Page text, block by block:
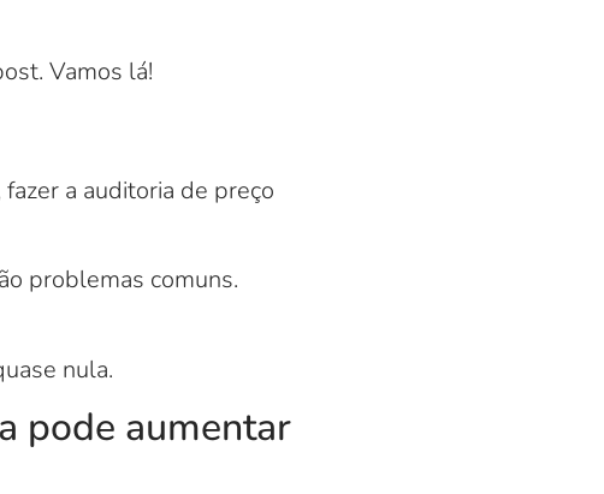
Vamos lá!
a auditoria de preço
problemas comuns.
nula.
pode aumentar